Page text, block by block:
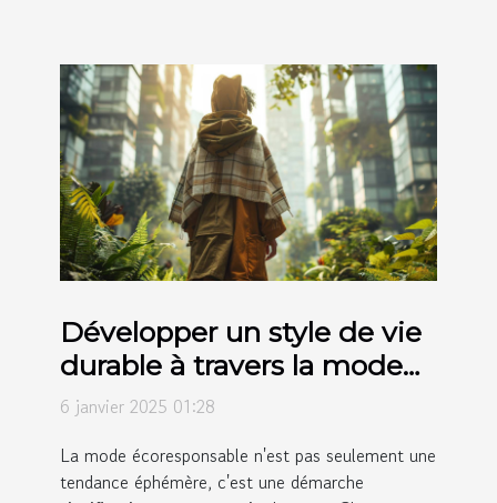
Développer un style de vie
durable à travers la mode
écoresponsable
6 janvier 2025 01:28
La mode écoresponsable n'est pas seulement une
tendance éphémère, c'est une démarche